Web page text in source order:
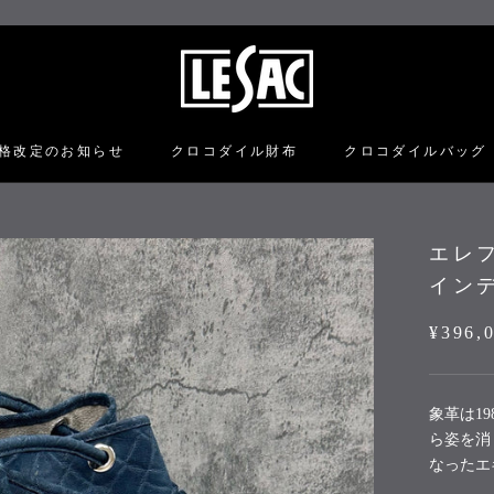
改定のお知らせ
クロコダイル財布
クロコダイルバッグ
エレ
イン
象革は
ら姿を
なった